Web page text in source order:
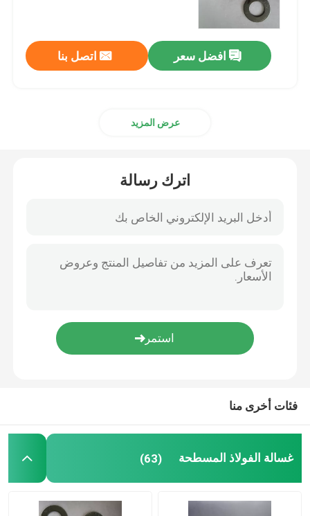
أجهزة غسيل مغلفة بالزنك
غسالات غير قياسية
افضل سعر اتصل بنا
عرض المزيد
اترك رسالة
فئات أخرى منا
غسالة الفولاذ المسطحة (63)